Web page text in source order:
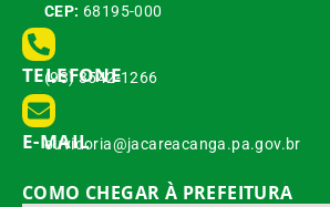
CEP: 68195-000
TELEFONE
(93) 3542-1266
E-MAIL
ouvidoria@jacareacanga.pa.gov.br
COMO CHEGAR À PREFEITURA